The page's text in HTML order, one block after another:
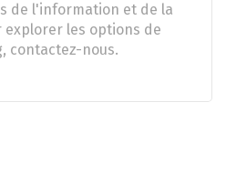
de l'information et de la
explorer les options de
contactez-nous.